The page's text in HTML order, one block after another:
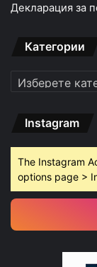
Декларация за
Категории
Категории
Instagram
The Instagram
options page >